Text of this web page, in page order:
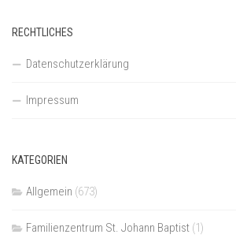
RECHTLICHES
Datenschutzerklärung
Impressum
KATEGORIEN
Allgemein (673)
Familienzentrum St. Johann Baptist (1)